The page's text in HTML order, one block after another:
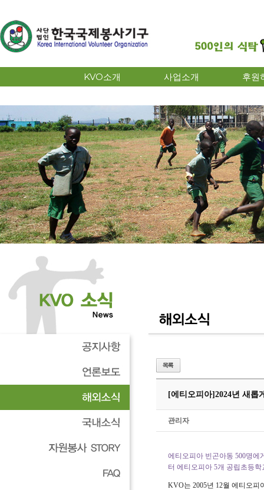
KVO소개 사업소개 후원
[에티오피아] 2024년 새롭
관리자
에티오피아 빈곤아동 500명에
터 에티오피아 5개 공립초등학
KVO는 2005년 12월 에티오피